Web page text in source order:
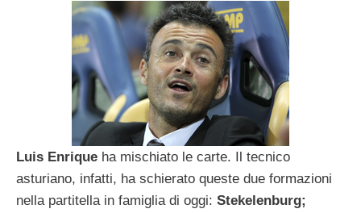
Luis Enrique ha mischiato le carte. Il tecnico
asturiano, infatti, ha schierato queste due formazioni
nella partitella in famiglia di oggi: Stekelenburg;